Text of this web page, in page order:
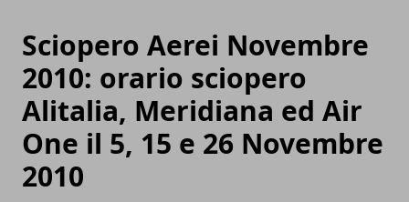
Sciopero Aerei Novembre
2010: orario sciopero
Alitalia, Meridiana ed Air
One il 5, 15 e 26 Novembre
2010